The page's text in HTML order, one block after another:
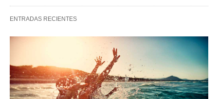
ENTRADAS RECIENTES